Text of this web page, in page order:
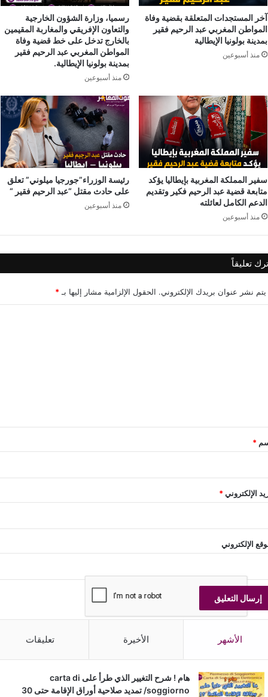
آخر المستجدات المتعلقة بقضية وفاة
المواطن المغربي عبد الرحيم فقير
بمدينة بولونيا الإيطالية
منذ أسبوعين
رسميا، وزارة الشؤون الخارجية
والتعاون الإفريقي والمغاربة المقيمين
بالخارج تدخل على خط قضية وفاة
المواطن المغربي عبد الرحيم فقير
بمدينة بولونيا الإيطالية.
منذ أسبوعين
سفير المملكة المغربية بإيطاليا يؤكد
متابعة قضية عبد الرحيم فكير وتقديم
الدعم الكامل لعائلته
منذ أسبوعين
رئيسة الوزراء”جورجيا ميلوني” تعلق
على حادث مقتل “عبد الرحيم فقير “
منذ أسبوعين
تعليقاً
نشر عنوان بريدك الإلكتروني. الحقول الإلزامية مشار إليها بـ*
*
الإلكتروني*
الإلكتروني
الأشهر الأخيرة تعليقات
هام ! شرح التغيير الذي طرأ على carta di
soggiorno/ تمديد صلاحية أوراق الإقامة حتى 30